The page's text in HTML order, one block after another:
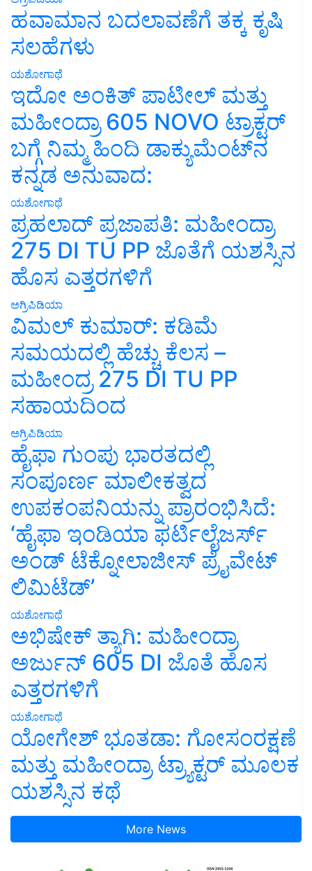
ಹವಾಮಾನ ಬದಲಾವಣೆಗೆ ತಕ್ಕ ಕೃಷಿ
ಸಲಹೆಗಳು
ಯಶೋಗಾಥೆ
ಇದೋ ಅಂಕಿತ್ ಪಾಟೀಲ್ ಮತ್ತು
ಮಹೀಂದ್ರಾ 605 NOVO ಟ್ರಾಕ್ಟರ್
ಬಗ್ಗೆ ನಿಮ್ಮ ಹಿಂದಿ ಡಾಕ್ಯುಮೆಂಟ್‌ನ
ಕನ್ನಡ ಅನುವಾದ:
ಯಶೋಗಾಥೆ
ಪ್ರಹಲಾದ್ ಪ್ರಜಾಪತಿ: ಮಹೀಂದ್ರಾ
275 DI TU PP ಜೊತೆಗೆ ಯಶಸ್ಸಿನ
ಹೊಸ ಎತ್ತರಗಳಿಗೆ
ಅಗ್ರಿಪಿಡಿಯಾ
ವಿಮಲ್ ಕುಮಾರ್: ಕಡಿಮೆ
ಸಮಯದಲ್ಲಿ ಹೆಚ್ಚು ಕೆಲಸ –
ಮಹೀಂದ್ರ 275 DI TU PP
ಸಹಾಯದಿಂದ
ಅಗ್ರಿಪಿಡಿಯಾ
ಹೈಫಾ ಗುಂಪು ಭಾರತದಲ್ಲಿ
ಸಂಪೂರ್ಣ ಮಾಲೀಕತ್ವದ
ಉಪಕಂಪನಿಯನ್ನು ಪ್ರಾರಂಭಿಸಿದೆ:
‘ಹೈಫಾ ಇಂಡಿಯಾ ಫರ್ಟಿಲೈಜರ್ಸ್
ಅಂಡ್ ಟೆಕ್ನೋಲಾಜೀಸ್ ಪ್ರೈವೇಟ್
ಲಿಮಿಟೆಡ್’
ಯಶೋಗಾಥೆ
ಅಭಿಷೇಕ್ ತ್ಯಾಗಿ: ಮಹೀಂದ್ರಾ
ಅರ್ಜುನ್ 605 DI ಜೊತೆ ಹೊಸ
ಎತ್ತರಗಳಿಗೆ
ಯಶೋಗಾಥೆ
ಯೋಗೇಶ್ ಭೂತಡಾ: ಗೋಸಂರಕ್ಷಣೆ
ಮತ್ತು ಮಹೀಂದ್ರಾ ಟ್ರ್ಯಾಕ್ಟರ್ ಮೂಲಕ
ಯಶಸ್ಸಿನ ಕಥೆ
More News